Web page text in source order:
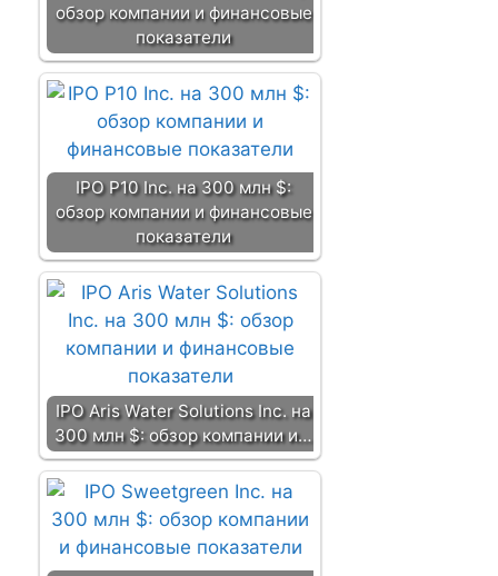
обзор компании и финансовые
показатели
IPO P10 Inc. на 300 млн $:
обзор компании и финансовые
показатели
IPO Aris Water Solutions Inc. на
300 млн $: обзор компании и…